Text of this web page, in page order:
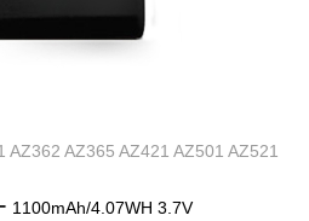
AZ362 AZ365 AZ421 AZ501 AZ521
1100mAh/4.07WH 3.7V